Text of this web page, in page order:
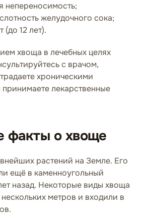
непереносимость;
желудочного сока;
(до 12 лет).
хвоща в лечебных целях
с врачом,
хроническими
лекарственные
факты о хвоще
растений на Земле. Его
ещё в каменноугольный
назад. Некоторые виды хвоща
метров и входили в